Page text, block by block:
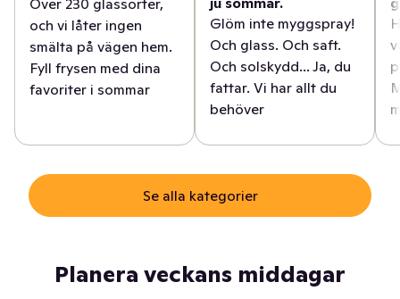
och vi låter ingen
smälta på vägen hem.
Fyll frysen med dina
favoriter i sommar
Glöm inte myggspray!
Och glass. Och saft.
Och solskydd... Ja, du
fattar. Vi har allt du
behöver
Se alla kategorier
Planera veckans middagar